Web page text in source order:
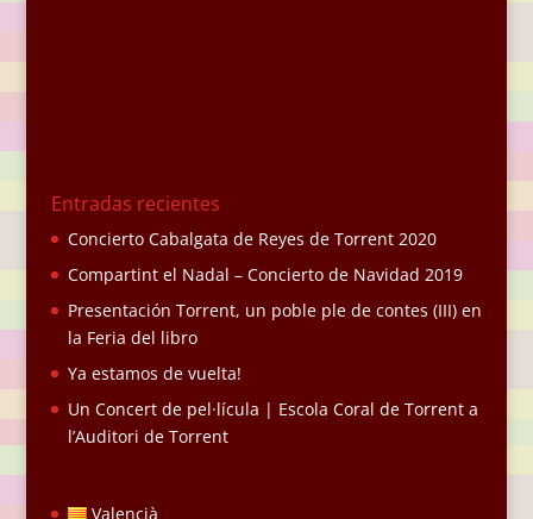
Entradas recientes
Concierto Cabalgata de Reyes de Torrent 2020
Compartint el Nadal – Concierto de Navidad 2019
Presentación Torrent, un poble ple de contes (III) en
la Feria del libro
Ya estamos de vuelta!
Un Concert de pel·lícula | Escola Coral de Torrent a
l’Auditori de Torrent
Valencià